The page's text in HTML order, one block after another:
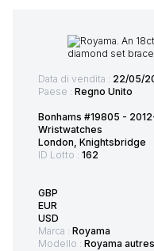
Data di vendita : 22/05/
Paese : Regno Unito
Bonhams #19805 -
Wristwatches
London, Knightsbridge
ID Lotto : 162
GBP
EUR
USD
Marca : Royama
Modello : Royama